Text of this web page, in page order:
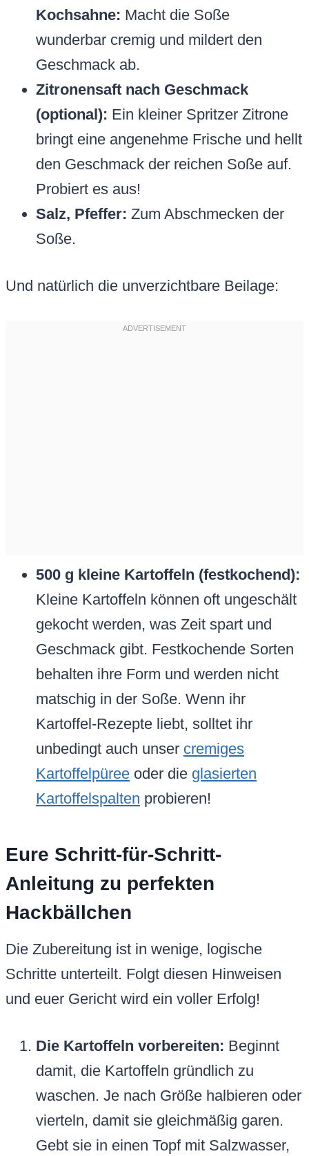
Kochsahne: Macht die Soße
wunderbar cremig und mildert den
Geschmack ab.
Zitronensaft nach Geschmack
(optional): Ein kleiner Spritzer Zitrone
bringt eine angenehme Frische und hellt
den Geschmack der reichen Soße auf.
Probiert es aus!
Salz, Pfeffer: Zum Abschmecken der
Soße.
Und natürlich die unverzichtbare Beilage:
500 g kleine Kartoffeln (festkochend):
Kleine Kartoffeln können oft ungeschält
gekocht werden, was Zeit spart und
Geschmack gibt. Festkochende Sorten
behalten ihre Form und werden nicht
matschig in der Soße. Wenn ihr
Kartoffel-Rezepte liebt, solltet ihr
unbedingt auch unser cremiges
Kartoffelpüree oder die glasierten
Kartoffelspalten probieren!
Eure Schritt-für-Schritt-
Anleitung zu perfekten
Hackbällchen
Die Zubereitung ist in wenige, logische
Schritte unterteilt. Folgt diesen Hinweisen
und euer Gericht wird ein voller Erfolg!
Die Kartoffeln vorbereiten: Beginnt
damit, die Kartoffeln gründlich zu
waschen. Je nach Größe halbieren oder
vierteln, damit sie gleichmäßig garen.
Gebt sie in einen Topf mit Salzwasser,